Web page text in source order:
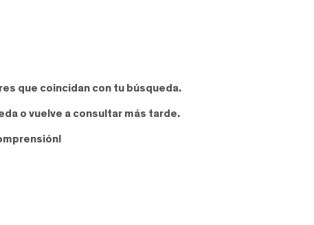
que coincidan con tu búsqueda.
o vuelve a consultar más tarde.